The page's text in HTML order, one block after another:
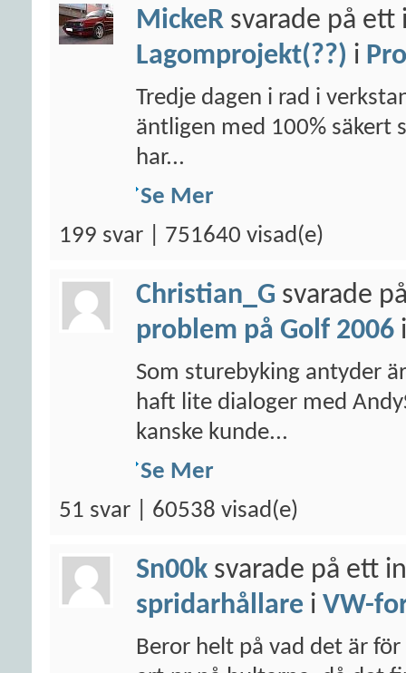
MickeR svarade på ett
Lagomprojekt(??) i
Tredje dagen i rad i
äntligen med 100% säkert
har...
Se Mer
199 svar | 751640 visad(e)
Christian_G svarade
problem på Golf 2006
Som sturebyking antyder
haft lite dialoger med
kanske kunde...
Se Mer
51 svar | 60538 visad(e)
Sn00k svarade på ett
spridarhållare i VW-
Beror helt på vad det är